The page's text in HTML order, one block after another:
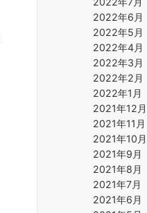
2022年6月
2022年5月
2022年4月
2022年3月
2022年2月
2022年1月
2021年12月
2021年11月
2021年10月
2021年9月
2021年8月
2021年7月
2021年6月